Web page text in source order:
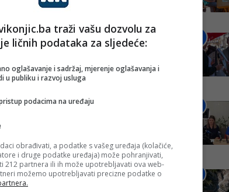
struke: Sve više
ima problem s
sistemom
zglobno-mišićnog sistema koji
položaja u prostoru, daje
traži vašu dozvolu za
ličnih podataka za sljedeće:
oglašavanje i sadržaj, mjerenje oglašavanja i
u publiku i razvoj usluga
podacima na uređaju
obrađivati, a podatke s vašeg uređaja (kolačiće,
i druge podatke uređaja) može pohranjivati,
212 partnera ili ih može upotrebljavati ova web-
možemo upotrebljavati precizne podatke o